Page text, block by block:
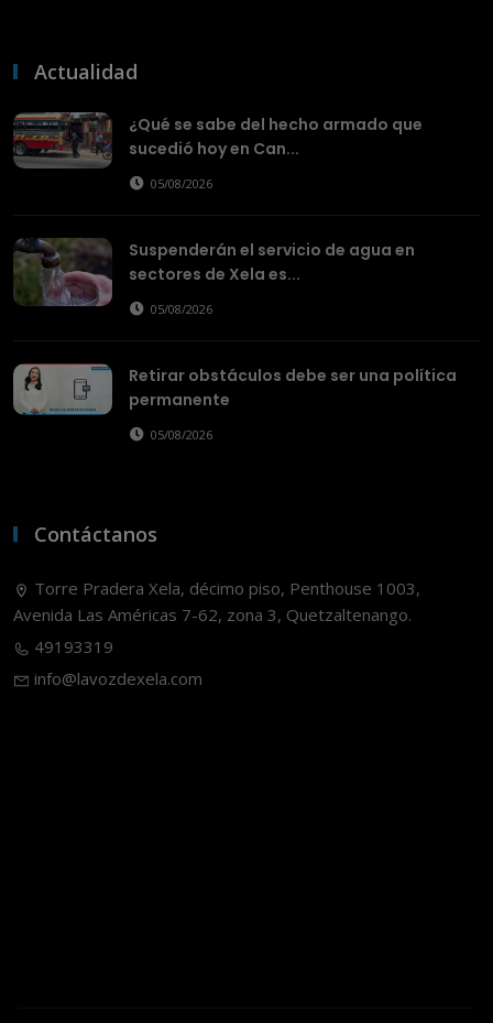
Actualidad
¿Qué se sabe del hecho armado que
sucedió hoy en Can...
05/08/2026
Suspenderán el servicio de agua en
sectores de Xela es...
05/08/2026
Retirar obstáculos debe ser una política
permanente
05/08/2026
Contáctanos
Torre Pradera Xela, décimo piso, Penthouse 1003,
Avenida Las Américas 7-62, zona 3, Quetzaltenango.
49193319
info@lavozdexela.com